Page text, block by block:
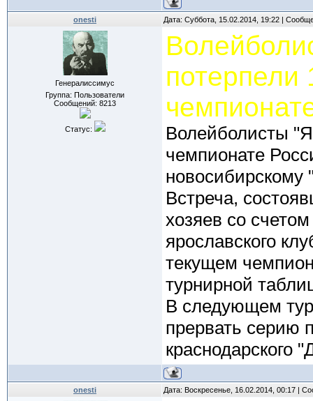
onesti Дата: Суббота, 15.02.2014, 19:22 |
Генералиссимус
Группа: Пользователи
Сообщений: 8213
Статус:
потерпели
Волейболисты
чемпионате
новосибирскому
Встреча,
хозяев со
ярославского
текущем
турнирной
В следующем
прервать серию
краснодарского
onesti Дата: Воскресенье, 16.02.2014, 00:17 |